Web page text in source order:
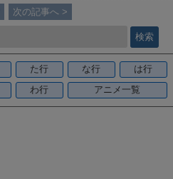
次の記事へ >
た行 な行
は行
わ行 アニメ一覧